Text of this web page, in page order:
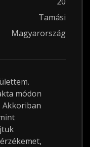
Tamási
Magyarország
módon
Akkoriban